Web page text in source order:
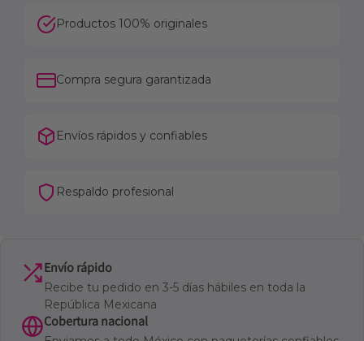
Productos 100% originales
Compra segura garantizada
Envíos rápidos y confiables
Respaldo profesional
Envío rápido
Recibe tu pedido en 3-5 días hábiles en toda la
República Mexicana
Cobertura nacional